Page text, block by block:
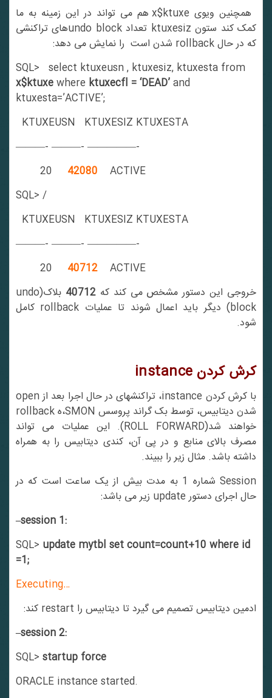
همچنین ویوی x$ktuxe هم می تواند در این زمینه به ما
کمک کند ستون ktuxesiz تعداد undo blockهای تراکنشی
که در حال rollback شدن است را نمایش می دهد:
SQL> select ktuxeusn , ktuxesiz, ktuxesta from
x$ktuxewherektuxecfl = ‘DEAD’and
ktuxesta=’ACTIVE’;
KTUXEUSN KTUXESIZ KTUXESTA
———- ———- —————-
2042080ACTIVE
SQL> /
KTUXEUSN KTUXESIZ KTUXESTA
———- ———- —————-
2040712ACTIVE
خروجی این دستور مشخص می کند که 40712
بلاک(undo
block) دیگر باید اعمال شوند تا عملیات rollback کامل
شود.
کرش کردنinstance
با کرش کردن instance، تراکنشهای در حال اجرا بعد از open
شدن دیتابیس، توسط بک گراند پروسس SMON،ه rollback
خواهند شد(ROLL FORWARD). این عملیات می تواند
مصرف بالای منابع و در پی آن، کندی دیتابیس را به همراه
داشته باشد. مثال زیر را ببیند.
Session شماره 1 به مدت بیش از یک ساعت است که در
حال اجرای دستور update زیر می باشد:
–session 1:
SQL>update mytbl set count=count+10 where id
Executing…
ادمین دیتابیس تصمیم می گیرد تا دیتابیس را restart کند:
–session 2:
SQL>startup force
ORACLE instance started.